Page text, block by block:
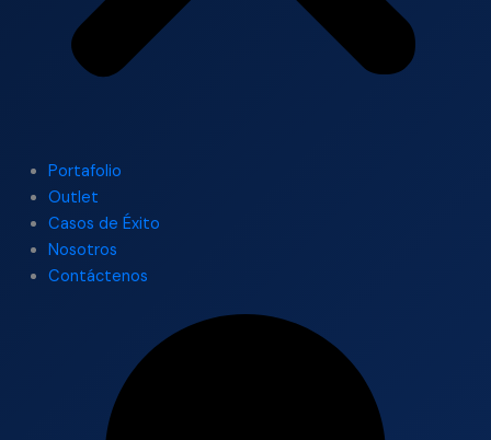
Portafolio
Outlet
Casos de Éxito
Nosotros
Contáctenos